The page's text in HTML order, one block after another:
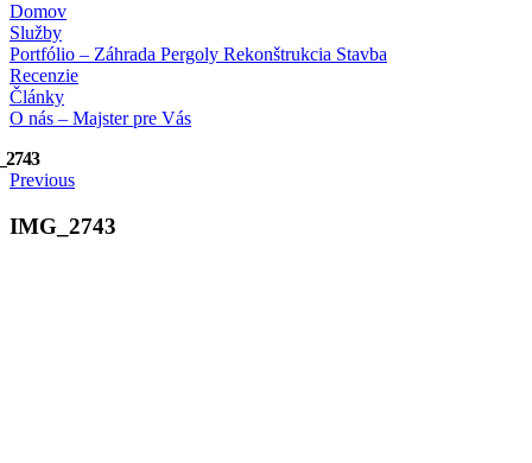
Domov
Služby
Portfólio – Záhrada Pergoly Rekonštrukcia Stavba
Recenzie
Články
O nás – Majster pre Vás
Previous
IMG_2743